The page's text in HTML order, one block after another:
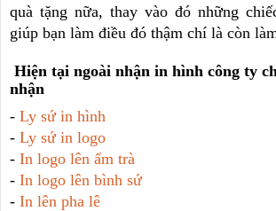
quà tặng nữa, thay vào đó những
giúp bạn làm điều đó thậm chí là còn
Hiện tại ngoài nhận in hình công ty
nhận
- Ly sứ in hình
- Ly sứ in logo
- In logo lên ấm trà
- In logo lên bình sứ
- In lên pha lê